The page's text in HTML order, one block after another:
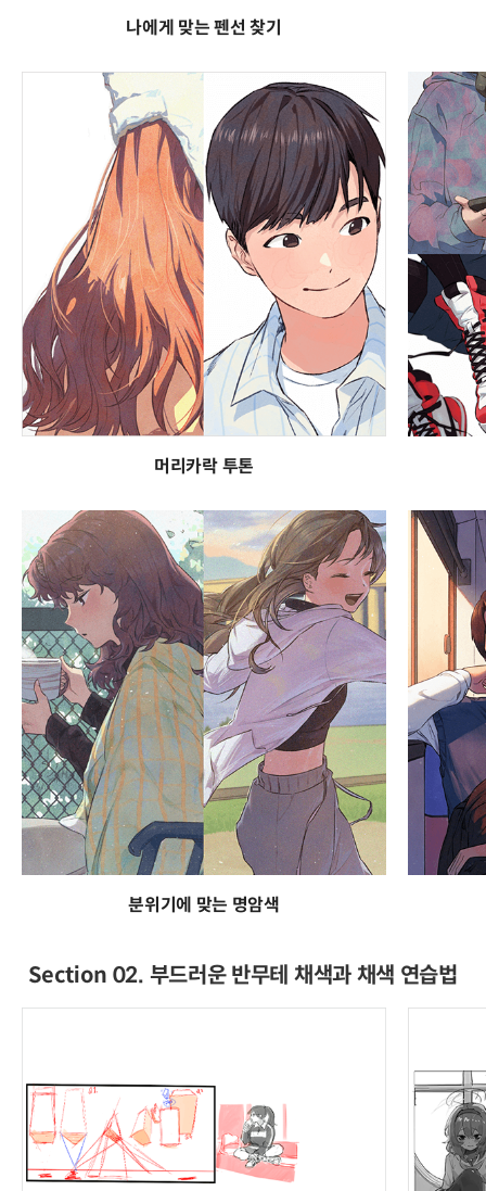
나에게 맞는 펜선 찾기
머리카락 투톤
분위기에 맞는 명암색
Section 02. 부드러운 반무테 채색과 채색 연습법